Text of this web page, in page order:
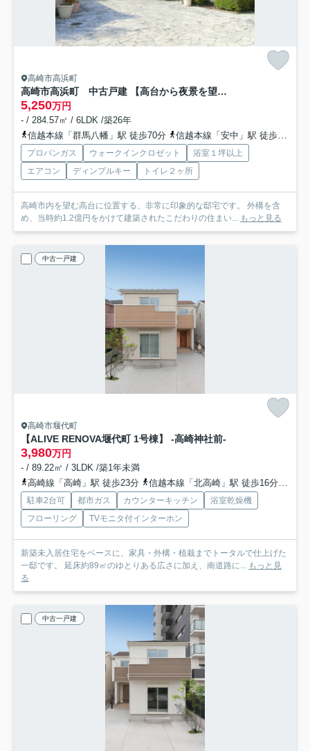
高崎市高浜町
高崎市高浜町 中古戸建 【高台から夜景を望むリゾート邸宅】
5,250万円
- / 284.57㎡ / 6LDK /築26年
信越本線「群馬八幡」駅 徒歩70分
信越本線「安中」駅 徒歩92分
プロパンガス ウォークインクロゼット
浴室１坪以上
エアコン
ディンプルキー トイレ２ヶ所
高崎市内を望む高台に位置する、非常に印象的な邸宅です。 外構を含
め、当時約1.2億円をかけて建築されたこだわりの住まい... もっと見る
中古一戸建
高崎市堰代町
【ALIVE RENOVA堰代町 1号棟】 ‐高崎神社前-
3,980万円
- / 89.22㎡ / 3LDK /築1年未満
高崎線「高崎」駅 徒歩23分
信越本線「北高崎」駅 徒歩16分
駐車2台可 都市ガス カウンターキッチン
浴室乾燥機
フローリング
TVモニタ付インターホン
新築未入居住宅をベースに、家具・外構・植栽までトータルで仕上げた
一邸です。 延床約89㎡のゆとりある広さに加え、南道路に... もっと見
る
中古一戸建